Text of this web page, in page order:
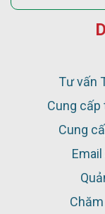
Tư vấn
Cung cấp
Cung